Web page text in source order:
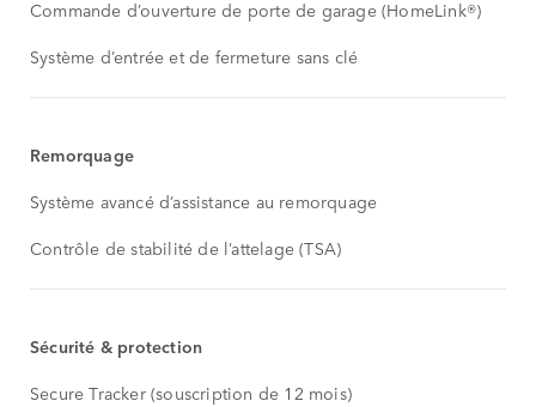
Commande d’ouverture de porte de garage (HomeLink®)
Système d’entrée et de fermeture sans clé
Remorquage
Système avancé d’assistance au remorquage
Contrôle de stabilité de l’attelage (TSA)
Sécurité & protection
Secure Tracker (souscription de 12 mois)